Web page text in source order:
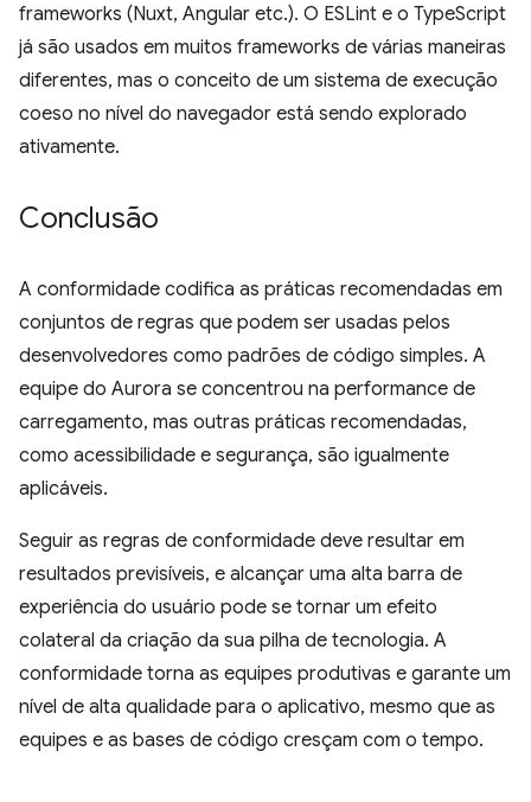
frameworks (Nuxt, Angular etc.). O ESLint e o TypeScript
já são usados em muitos frameworks de várias maneiras
diferentes, mas o conceito de um sistema de execução
coeso no nível do navegador está sendo explorado
ativamente.
Conclusão
A conformidade codifica as práticas recomendadas em
conjuntos de regras que podem ser usadas pelos
desenvolvedores como padrões de código simples. A
equipe do Aurora se concentrou na performance de
carregamento, mas outras práticas recomendadas,
como acessibilidade e segurança, são igualmente
aplicáveis.
Seguir as regras de conformidade deve resultar em
resultados previsíveis, e alcançar uma alta barra de
experiência do usuário pode se tornar um efeito
colateral da criação da sua pilha de tecnologia. A
conformidade torna as equipes produtivas e garante um
nível de alta qualidade para o aplicativo, mesmo que as
equipes e as bases de código cresçam com o tempo.